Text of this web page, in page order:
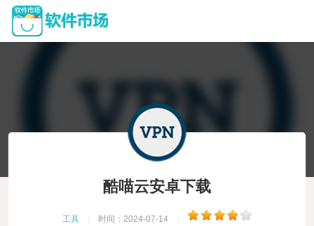
酷喵云安卓下载
工具 时间：2024-07-14